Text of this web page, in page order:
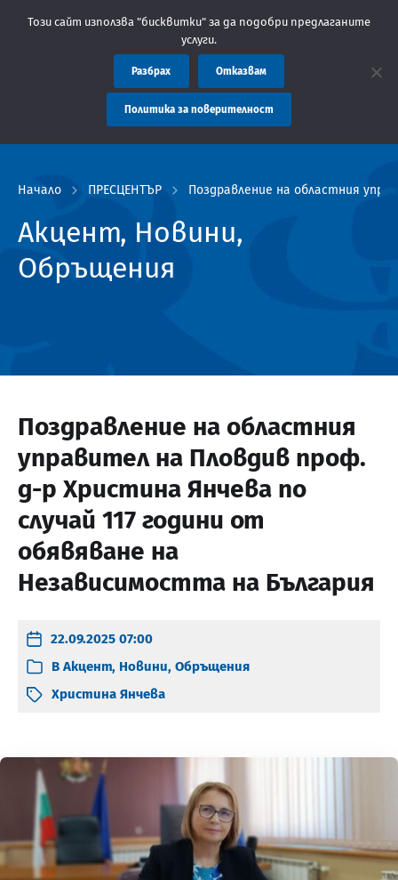
Областна администрация Пловдив препоръчва
Начало ПРЕСЦЕНТЪР Поздравление на областния
Акцент, Новини,
Обръщения
Поздравление на областния
управител на Пловдив проф.
д-р Христина Янчева по
случай 117 години от
обявяване на
Независимостта на България
22.09.2025 07:00
В Акцент, Новини, Обръщения
Христина Янчева
Този сайт използва "бисквитки" за да подобри предлаганите
услуги.
Разбрах Отказвам
Политика за поверителност